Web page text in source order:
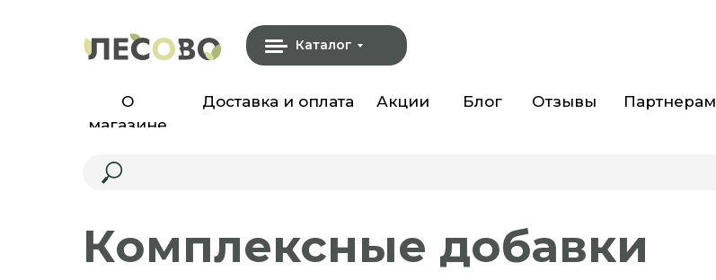
Каталог
О
магазине
Доставка и оплата Акции Отзывы Партнерам
Блог
Комплексные добавки